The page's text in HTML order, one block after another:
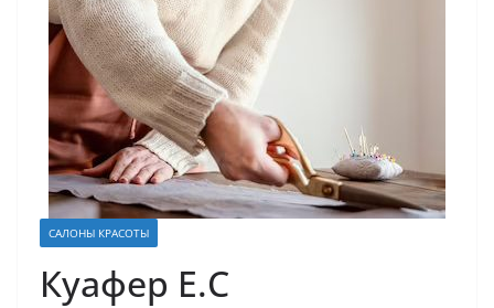
САЛОНЫ КРАСОТЫ
Куафер Е.С